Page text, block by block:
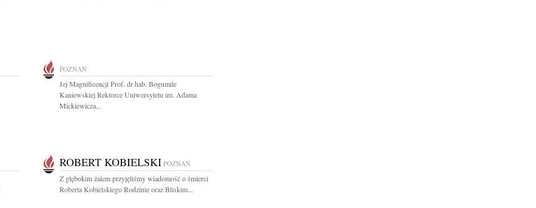
POZNAŃ
Jej Magnificencji Prof. dr hab. Bogumile
Kaniewskiej Rektorce Uniwersytetu im. Adama
Mickiewicza...
ROBERT KOBIELSKI POZNAŃ
Z głębokim żalem przyjęliśmy wiadomość o śmierci
Roberta Kobielskiego Rodzinie oraz Bliskim...